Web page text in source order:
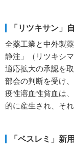
「リツキサン」
全薬工業と中外製
静注」（リツキシ
適応拡大の承認を
部会の判断を受け
疫性溶血性貧血は
的に産生され、そ
「ベスレミ」新